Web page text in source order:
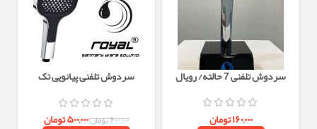
سردوش تلفنی 7 حالته/ رویال
۱۶۰,۰۰۰تومان
سردوش تلفنی پیانویی تک
۶۰۰,۰۰۰تومان۵۰۰,۰۰۰تومان